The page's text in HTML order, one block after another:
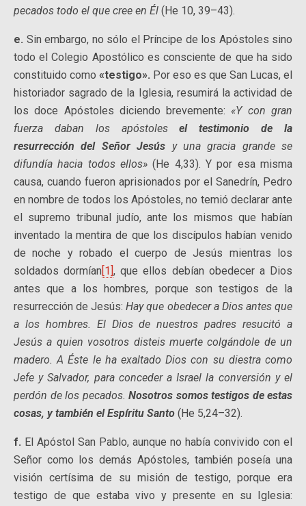
pecados todo el que cree en Él (He 10, 39–43).
e. Sin embargo, no sólo el Príncipe de los Apóstoles sino
todo el Colegio Apostólico es consciente de que ha sido
constituido como «testigo». Por eso es que San Lucas, el
historiador sagrado de la Iglesia, resumirá la actividad de
los doce Apóstoles diciendo brevemente: «Y con gran
fuerza daban los apóstolesel testimonio de la
resurrección del Señor Jesús y una gracia grande se
difundía hacia todos ellos»(He 4,33). Y por esa misma
causa, cuando fueron aprisionados por el Sanedrín, Pedro
en nombre de todos los Apóstoles, no temió declarar ante
el supremo tribunal judío, ante los mismos que habían
inventado la mentira de que los discípulos habían venido
de noche y robado el cuerpo de Jesús mientras los
soldados dormían[1], que ellos debían obedecer a Dios
antes que a los hombres, porque son testigos de la
resurrección de Jesús:Hay que obedecer a Dios antes que
a los hombres. El Dios de nuestros padres resucitó a
Jesús a quien vosotros disteis muerte colgándole de un
madero. A Éste le ha exaltado Dios con su diestra como
Jefe y Salvador, para conceder a Israel la conversión y el
perdón de los pecados. Nosotros somos testigos de estas
cosas, y también el Espíritu Santo (He 5,24–32).
f. El Apóstol San Pablo, aunque no había convivido con el
Señor como los demás Apóstoles, también poseía una
visión certísima de su misión de testigo, porque era
testigo de que estaba vivo y presente en su Iglesia: